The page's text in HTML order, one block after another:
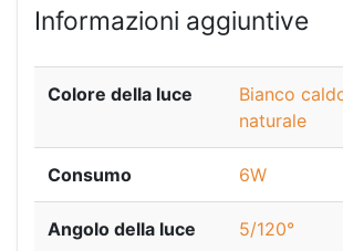
Informazioni aggiuntive
Colore della luce Bianco
naturale
Consumo 6W
Angolo della luce 5/120°